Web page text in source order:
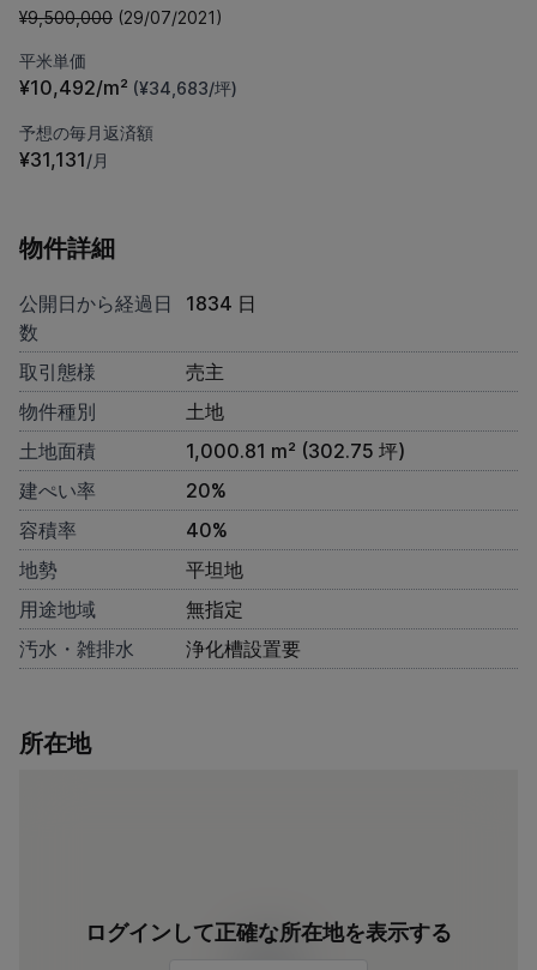
¥9,500,000 (29/07/2021)
平米単価
¥10,492/m² (¥34,683/坪)
予想の毎月返済額
¥31,131/月
物件詳細
公開日から経過日
数
1834 日
取引態様
売主
物件種別
土地
土地面積
1,000.81 m² (302.75 坪)
建ぺい率
20%
容積率
40%
地勢
平坦地
用途地域
無指定
汚水・雑排水
浄化槽設置要
所在地
ログインして正確な所在地を表示する